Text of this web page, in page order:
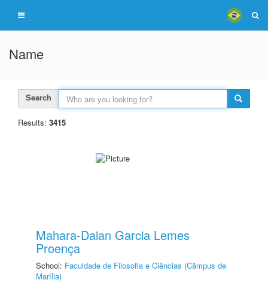
Name
Search
Results: 3415
Mahara-Daian Garcia Lemes
Proença
School: Faculdade de Filosofia e Ciências (Câmpus de
Marília)